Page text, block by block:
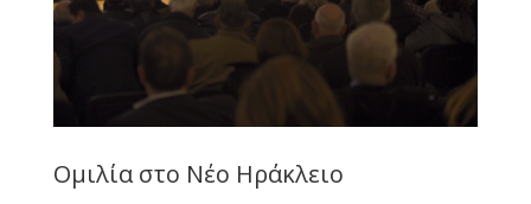
Ομιλία στο Νέο Ηράκλειο